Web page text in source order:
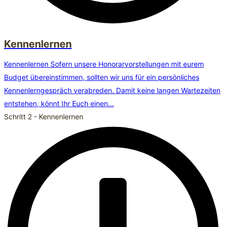
Kennenlernen
Kennenlernen Sofern unsere Honorarvorstellungen mit eurem
Budget übereinstimmen, sollten wir uns für ein persönliches
Kennenlerngespräch verabreden. Damit keine langen Wartezeiten
entstehen, könnt Ihr Euch einen…
Schritt 2 - Kennenlernen